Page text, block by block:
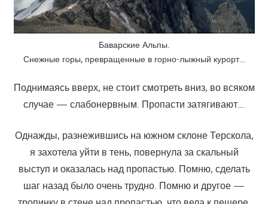
Баварские Альпы.
Снежные горы, превращенные в горно-лыжный курорт…
Поднимаясь вверх, не стоит смотреть вниз, во всяком
случае — слабонервным. Пропасти затягивают…
Однажды, разнежившись на южном склоне Терскола,
я захотела уйти в тень, повернула за скальный
выступ и оказалась над пропастью. Помню, сделать
шаг назад было очень трудно. Помню и другое —